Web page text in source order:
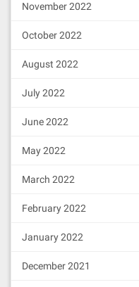
November 2022
October 2022
August 2022
July 2022
June 2022
May 2022
March 2022
February 2022
January 2022
December 2021